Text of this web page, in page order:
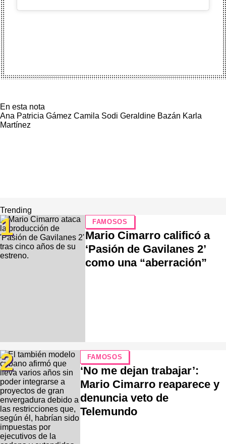
En esta nota
Ana Patricia Gámez Camila Sodi Geraldine Bazán Karla
Martínez
Trending
1 FAMOSOS
Mario Cimarro calificó a
‘Pasión de Gavilanes 2’
como una “aberración”
2 FAMOSOS
‘No me dejan trabajar’:
Mario Cimarro reaparece y
denuncia veto de
Telemundo